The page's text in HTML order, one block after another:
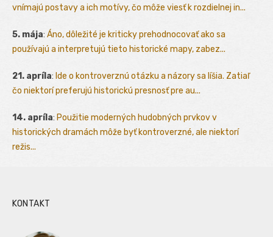
vnímajú postavy a ich motívy, čo môže viesť k rozdielnej in...
5. mája: Áno, dôležité je kriticky prehodnocovať ako sa
používajú a interpretujú tieto historické mapy, zabez...
21. apríla: Ide o kontroverznú otázku a názory sa líšia. Zatiaľ
čo niektorí preferujú historickú presnosť pre au...
14. apríla: Použitie moderných hudobných prvkov v
historických dramách môže byť kontroverzné, ale niektorí
režis...
KONTAKT